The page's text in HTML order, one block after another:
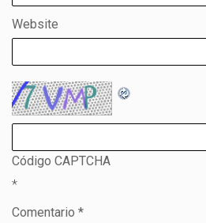
Website
Código CAPTCHA
*
Comentario *